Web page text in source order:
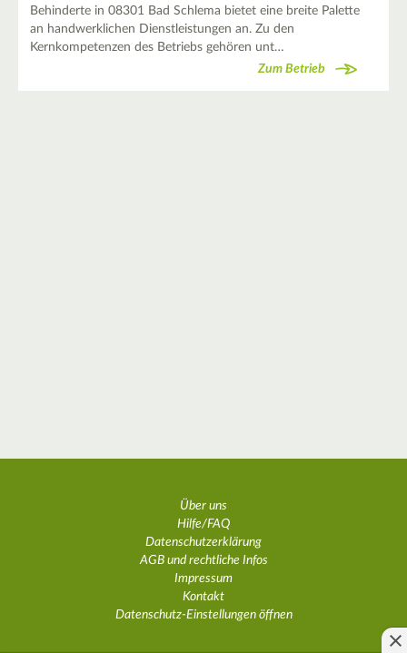
Behinderte in 08301 Bad Schlema bietet eine breite Palette
an handwerklichen Dienstleistungen an. Zu den
Kernkompetenzen des Betriebs gehören unt…
Zum Betrieb
Über uns
Hilfe/FAQ
Datenschutzerklärung
AGB und rechtliche Infos
Impressum
Kontakt
Datenschutz-Einstellungen öffnen